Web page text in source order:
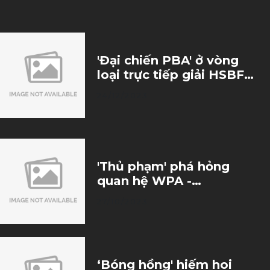
'Đại chiến PBA' ở vòng
loại trực tiếp giải HSBF
'Thủ phạm' phá hỏng
quan hệ WPA -
‘Bóng hồng' hiếm hoi